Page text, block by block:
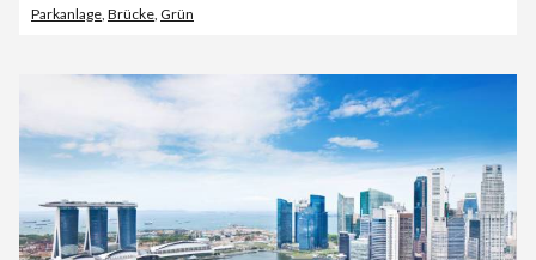
Parkanlage Brücke Grün